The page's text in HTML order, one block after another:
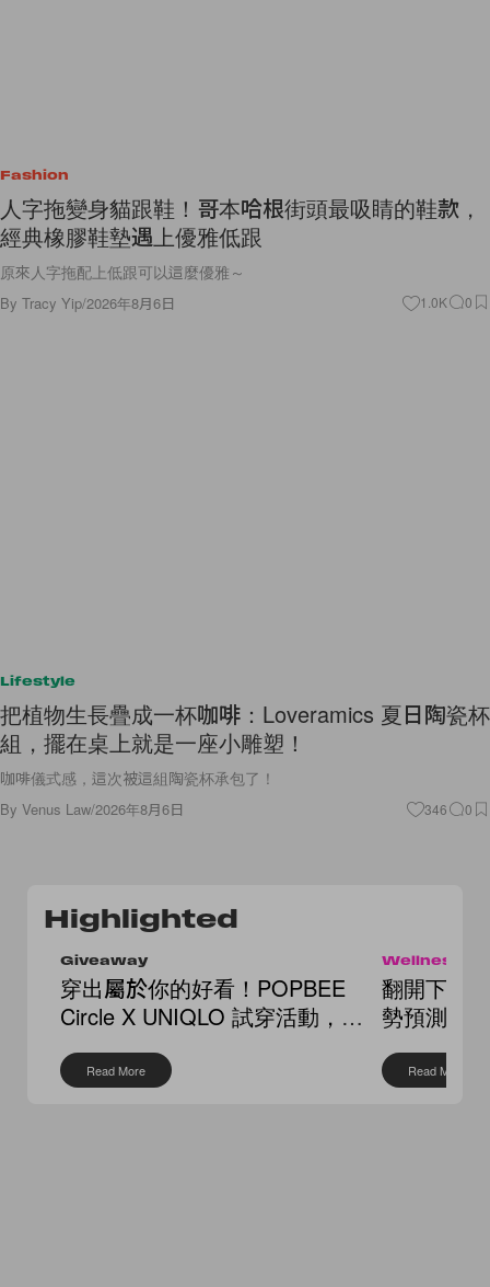
Fashion
人字拖變身貓跟鞋！哥本哈根街頭最吸睛的鞋款，
經典橡膠鞋墊遇上優雅低跟
原來人字拖配上低跟可以這麼優雅～
By Tracy Yip/2026年8月6日 1.0K 0
Lifestyle
把植物生長疊成一杯咖啡：Loveramics 夏日陶瓷杯
組，擺在桌上就是一座小雕塑！
咖啡儀式感，這次被這組陶瓷杯承包了！
By Venus Law/2026年8月6日 346 0
Highlighted
Giveaway
穿出屬於你的好看！POPBEE
Circle X UNIQLO 試穿活動，還
送你繭形褲
Read More
Wellness
翻開下半
勢預測，
點
Read More